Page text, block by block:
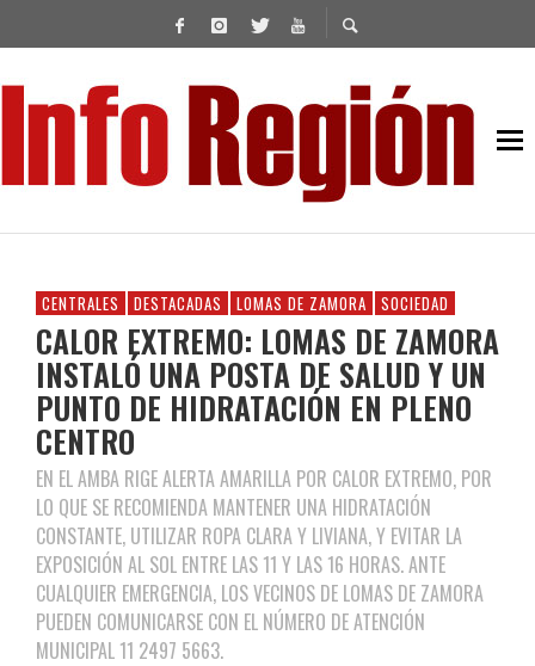
CENTRALES DESTACADAS LOMAS DE ZAMORA SOCIEDAD
CALOR EXTREMO: LOMAS DE ZAMORA
INSTALÓ UNA POSTA DE SALUD Y UN
PUNTO DE HIDRATACIÓN EN PLENO
CENTRO
EN EL AMBA RIGE ALERTA AMARILLA POR CALOR EXTREMO, POR
LO QUE SE RECOMIENDA MANTENER UNA HIDRATACIÓN
CONSTANTE, UTILIZAR ROPA CLARA Y LIVIANA, Y EVITAR LA
EXPOSICIÓN AL SOL ENTRE LAS 11 Y LAS 16 HORAS. ANTE
CUALQUIER EMERGENCIA, LOS VECINOS DE LOMAS DE ZAMORA
PUEDEN COMUNICARSE CON EL NÚMERO DE ATENCIÓN
MUNICIPAL 11 2497 5663.